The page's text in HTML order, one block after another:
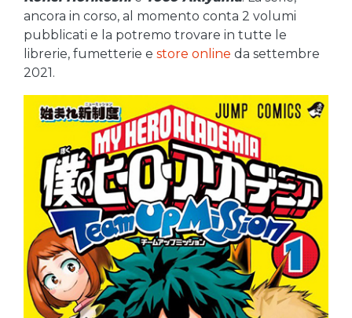
ancora in corso, al momento conta 2 volumi
pubblicati e la potremo trovare in tutte le
librerie, fumetterie e store online da settembre
2021.